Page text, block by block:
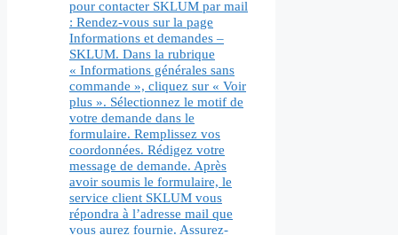
pour contacter SKLUM par mail
: Rendez-vous sur la page
Informations et demandes –
SKLUM. Dans la rubrique
« Informations générales sans
commande », cliquez sur « Voir
plus ». Sélectionnez le motif de
votre demande dans le
formulaire. Remplissez vos
coordonnées. Rédigez votre
message de demande. Après
avoir soumis le formulaire, le
service client SKLUM vous
répondra à l’adresse mail que
vous aurez fournie. Assurez-